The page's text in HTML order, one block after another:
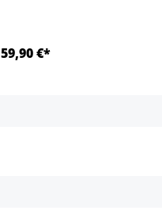
59,90 €*